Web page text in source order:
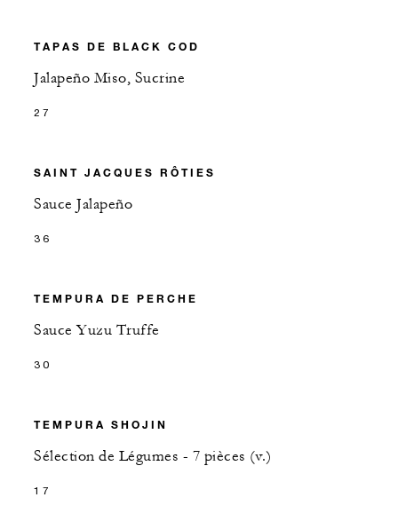
TAPAS DE BLACK COD
Jalapeño Miso, Sucrine
27
SAINT JACQUES RÔTIES
Sauce Jalapeño
36
TEMPURA DE PERCHE
Sauce Yuzu Truffe
30
TEMPURA SHOJIN
Sélection de Légumes - 7 pièces (v.)
17